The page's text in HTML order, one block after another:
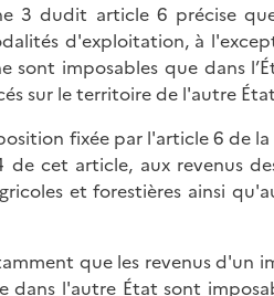
3 dudit article 6 précise
d'exploitation, à
sont imposables que dans
sur le territoire de l'autre
fixée par l'article 6 de
de cet article, aux revenus
et forestières ainsi
que les revenus d'un
dans l'autre État sont